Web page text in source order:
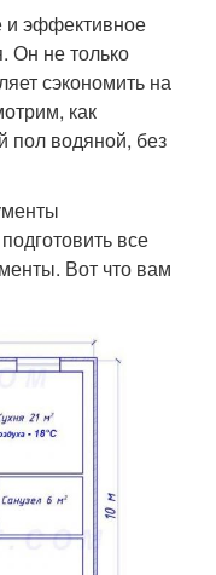
и эффективное
Он не только
сэкономить на
как
пол водяной, без
все
Вот что вам